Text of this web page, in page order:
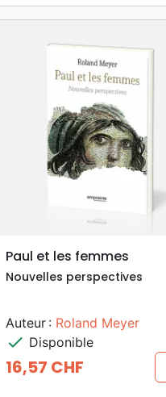
search APERÇU RAPIDE
Paul et les femmes
Nouvelles perspectives
Auteur : Roland Meyer
check Disponible
Prix
16,57 CHF